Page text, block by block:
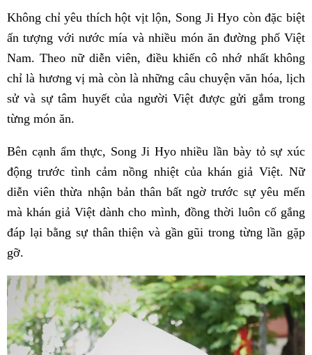
Không chỉ yêu thích hột vịt lộn, Song Ji Hyo còn đặc biệt
ấn tượng với nước mía và nhiều món ăn đường phố Việt
Nam. Theo nữ diễn viên, điều khiến cô nhớ nhất không
chỉ là hương vị mà còn là những câu chuyện văn hóa, lịch
sử và sự tâm huyết của người Việt được gửi gắm trong
từng món ăn.
Bên cạnh ẩm thực, Song Ji Hyo nhiều lần bày tỏ sự xúc
động trước tình cảm nồng nhiệt của khán giả Việt. Nữ
diễn viên thừa nhận bản thân bất ngờ trước sự yêu mến
mà khán giả Việt dành cho mình, đồng thời luôn cố gắng
đáp lại bằng sự thân thiện và gần gũi trong từng lần gặp
gỡ.